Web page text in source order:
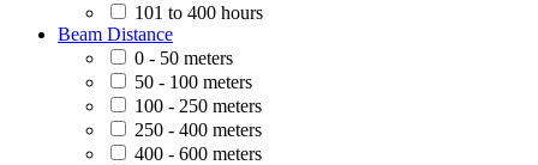
101 to 400 hours
Beam Distance
0 - 50 meters
50 - 100 meters
100 - 250 meters
250 - 400 meters
400 - 600 meters